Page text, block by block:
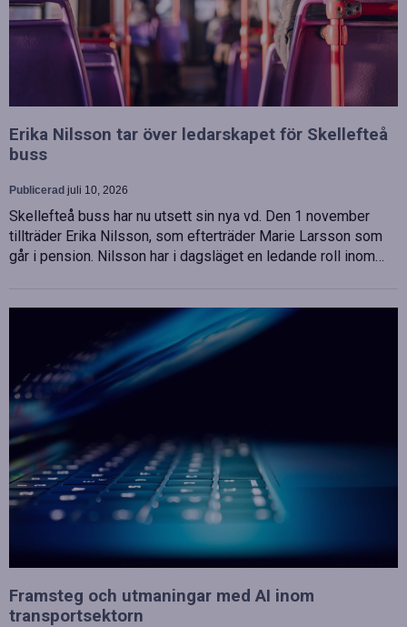
Erika Nilsson tar över ledarskapet för Skellefteå
buss
Publicerad juli 10, 2026
Skellefteå buss har nu utsett sin nya vd. Den 1 november
tillträder Erika Nilsson, som efterträder Marie Larsson som
går i pension. Nilsson har i dagsläget en ledande roll inom…
Framsteg och utmaningar med AI inom
transportsektorn